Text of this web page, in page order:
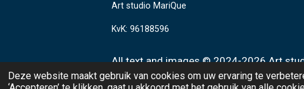
Deze website maakt gebruik van cookies om uw ervaring te
r
m
o
e
Art studio MariQue
KvK: 96188596
All text and images© 2024-2026 Art